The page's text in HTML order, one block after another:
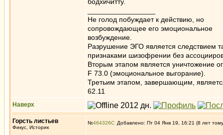
Не голод побуждает к действию, но
сопровождающее его эмоциональное
возбуждение.
Разрушение ЭГО является следствием
признаками шизофрении без
Вторым этапом является уничтожение
F 73.0 (эмоциональное выгорание).
Третьим этапом, завершающим,
62.11
Наверх
Горсть листьев
Фикус, Историк
№464326 Добавлено: Пт 04 Янв 19, 16:21 (8 лет